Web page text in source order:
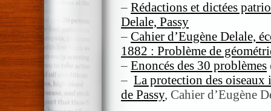
– Rédactions et dictées
Delale, Passy
– Cahier d’Eugène Delale,
1882 : Problème de
– Enoncés des 30 problèmes
– La protection des oiseaux
de Passy, Cahier d’Eugène